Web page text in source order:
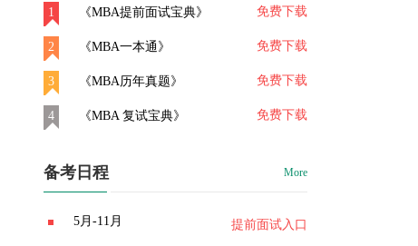
1 《MBA提前面试宝典》 免费下载
2 《MBA一本通》 免费下载
3 《MBA历年真题》 免费下载
4 《MBA 复试宝典》 免费下载
备考日程 More
5月-11月 提前面试入口